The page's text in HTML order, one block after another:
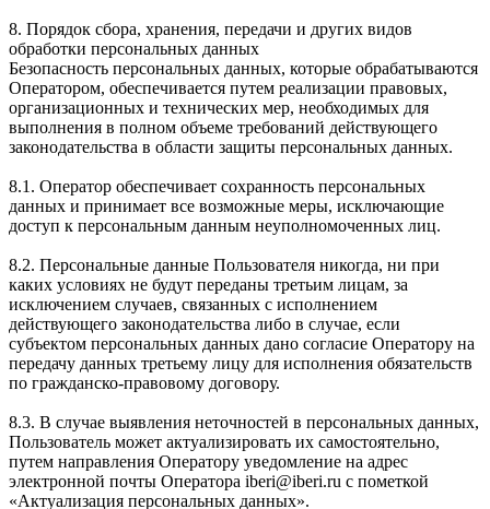
8. Порядок сбора, хранения, передачи и других видов
обработки персональных данных
Безопасность персональных данных, которые обрабатываются
Оператором, обеспечивается путем реализации правовых,
организационных и технических мер, необходимых для
выполнения в полном объеме требований действующего
законодательства в области защиты персональных данных.
8.1. Оператор обеспечивает сохранность персональных
данных и принимает все возможные меры, исключающие
доступ к персональным данным неуполномоченных лиц.
8.2. Персональные данные Пользователя никогда, ни при
каких условиях не будут переданы третьим лицам, за
исключением случаев, связанных с исполнением
действующего законодательства либо в случае, если
субъектом персональных данных дано согласие Оператору на
передачу данных третьему лицу для исполнения обязательств
по гражданско-правовому договору.
8.3. В случае выявления неточностей в персональных данных,
Пользователь может актуализировать их самостоятельно,
путем направления Оператору уведомление на адрес
электронной почты Оператора iberi@iberi.ru с пометкой
«Актуализация персональных данных».